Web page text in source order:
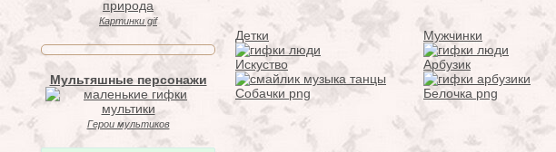
Картинки gif
Мультяшные персонажи
Герои мультиков
Детки
Мужчинки
Искуство
Арбузик
Собачки png
Белочка png